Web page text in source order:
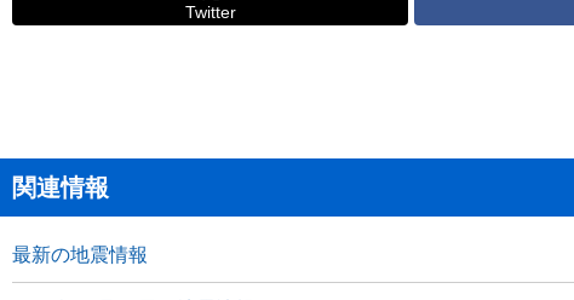
Twitter
関連情報
最新の地震情報